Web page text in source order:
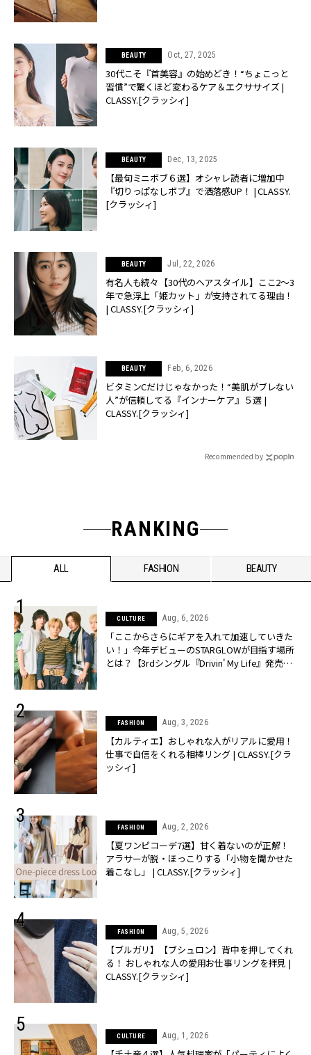
BEAUTY Oct, 27, 2025
30代こそ『首美容』の始めどき！“ちょこっと
習慣”で驚くほど変わるケア＆エクササイズ |
CLASSY.[クラッシィ]
BEAUTY Dec, 13, 2025
【最旬ミニボブ６選】オシャレ読者に増加中
『切りっぱなしボブ』で洒落感UP！ | CLASSY.
[クラッシィ]
BEAUTY Jul, 22, 2026
有名人も続々【30代のヘアスタイル】ここ2〜3
年で急浮上「姫カット」が支持されてる理由！
| CLASSY.[クラッシィ]
BEAUTY Feb, 6, 2026
ビタミンCだけじゃなかった！“美肌がブレない
人”が信頼してる『インナーケア』５選 |
CLASSY.[クラッシィ]
Recommended by
RANKING
ALL FASHION BEAUTY
CULTURE Aug, 6, 2026
「ここからさらにギアを入れて加速していきた
い！」今年デビューのSTARGLOWが目指す場所
とは？【3rdシングル『Drivin' My Life』発売】 |
FASHION Aug, 3, 2026
【カルティエ】おしゃれな人がリアルに愛用！
仕事で自信をくれる相棒リング | CLASSY.[クラ
ッシィ]
FASHION Aug, 2, 2026
【夏ワンピコーデ7選】甘く着ないのが正解！
アラサーが脱・ほっこりする「小物を聞かせた
着こなし」 | CLASSY.[クラッシィ]
FASHION Aug, 5, 2026
【ブルガリ】【ブシュロン】背中を押してくれ
る！ おしゃれな人の愛用お仕事リングを拝見 |
CLASSY.[クラッシィ]
CULTURE Aug, 1, 2026